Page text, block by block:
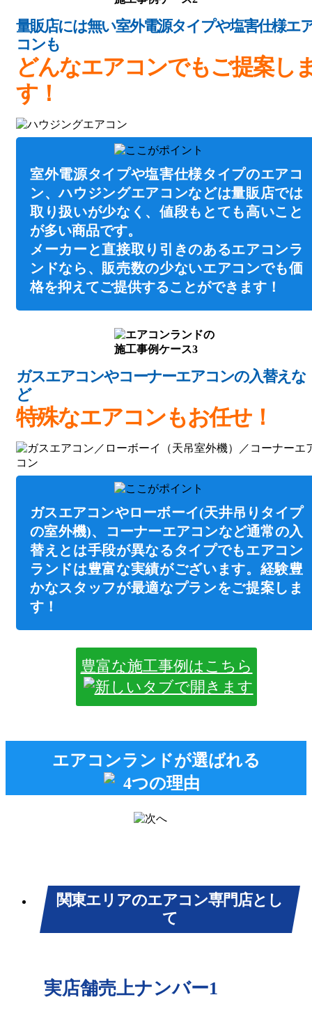
量販店には無い室外電源タイプや塩害仕様エ
コンも
どんなエアコンでもご提案し
す！
室外電源タイプや塩害仕様タイプのエアコ
ン、ハウジングエアコンなどは量販店では
取り扱いが少なく、値段もとても高いこと
が多い商品です。
メーカーと直接取り引きのあるエアコンラ
ンドなら、販売数の少ないエアコンでも価
格を抑えてご提供することができます！
ガスエアコンやコーナーエアコンの入替えな
ど
特殊なエアコンもお任せ！
ガスエアコンやローボーイ(天井吊りタイプ
の室外機)、コーナーエアコンなど通常の入
替えとは手段が異なるタイプでもエアコン
ランドは豊富な実績がございます。経験豊
かなスタッフが最適なプランをご提案しま
す！
豊富な施工事例はこちら
エアコンランドが選ばれる
関東エリアのエアコン専門店とし
て
実店舗売上ナンバー1